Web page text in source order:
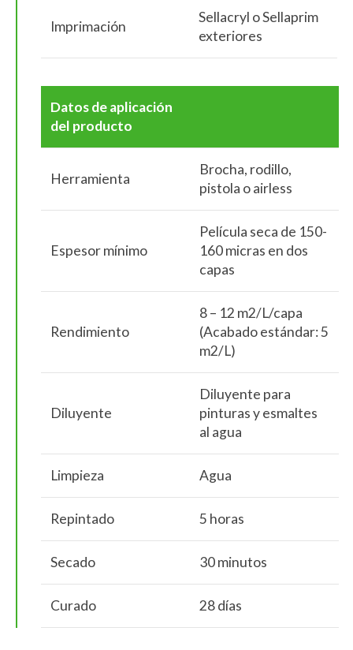
Imprimación
Sellacryl o Sellaprim
exteriores
Datos de aplicación
del producto
Herramienta
Brocha, rodillo,
pistola o airless
Espesor mínimo
Película seca de 150-
160 micras en dos
capas
Rendimiento
8 – 12 m2/L/capa
(Acabado estándar: 5
m2/L)
Diluyente
Diluyente para
pinturas y esmaltes
al agua
Limpieza Agua
Repintado 5 horas
Secado 30 minutos
Curado 28 días